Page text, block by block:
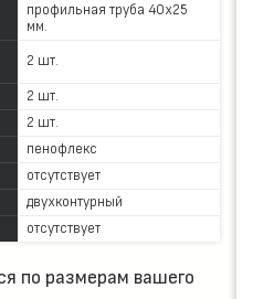
профильная труба 40х25
мм.
2 шт.
2 шт.
2 шт.
пенофлекс
отсутствует
двухконтурный
отсутствует
по размерам вашего